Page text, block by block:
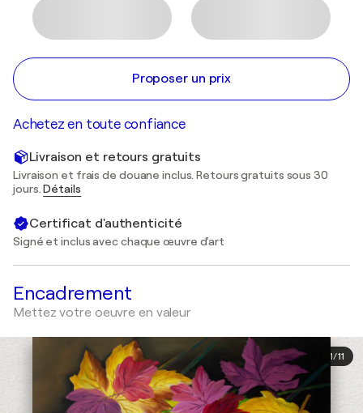
Proposer un prix
Achetez en toute confiance
Livraison et retours gratuits
Livraison et frais de douane inclus. Retours gratuits sous 30
jours.Détails
Certificat d'authenticité
Signé et inclus avec chaque œuvre d'art
Encadrement
Mettez votre oeuvre en valeur
1/11